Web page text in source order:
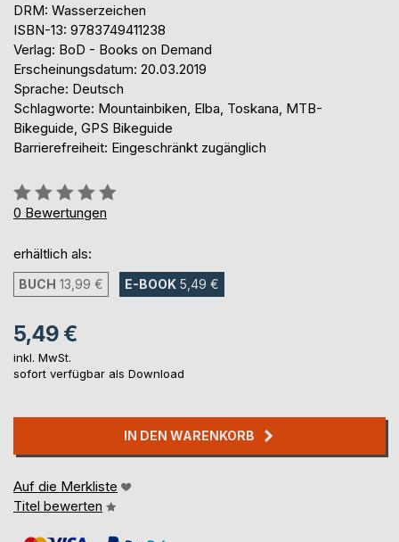
DRM: Wasserzeichen
ISBN-13: 9783749411238
Verlag: BoD - Books on Demand
Erscheinungsdatum: 20.03.2019
Sprache: Deutsch
Schlagworte: Mountainbiken, Elba, Toskana, MTB-
Bikeguide, GPS Bikeguide
Barrierefreiheit: Eingeschränkt zugänglich
Bewertung::
0%
0 Bewertungen
erhältlich als:
BUCH 13,99 € E-BOOK 5,49 €
5,49 €
inkl. MwSt.
sofort verfügbar als Download
IN DEN WARENKORB
Auf die Merkliste
Titel bewerten